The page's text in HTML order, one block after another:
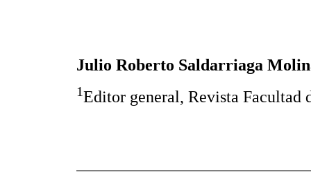
Julio Roberto Saldarriaga
1Editor general, Revista Facultad